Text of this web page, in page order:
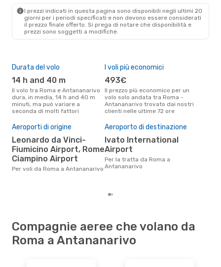
I prezzi indicati in questa pagina sono disponibili negli ultimi 20
giorni per i periodi specificati e non devono essere considerati
il ​​prezzo finale offerto. Si prega di notare che disponibilità e
prezzi sono soggetti a modifiche.
Durata del volo
14 h and 40 m
Il volo tra Roma e Antananarivo
dura, in media, 14 h and 40 m
minuti, ma può variare a
seconda di molti fattori
I voli più economici
493€
Il prezzo più economico per un
volo solo andata tra Roma -
Antananarivo trovato dai nostri
clienti nelle ultime 72 ore
Aeroporti di origine
Leonardo da Vinci-
Fiumicino Airport, Rome
Ciampino Airport
Per voli da Roma a Antananarivo
Aeroporto di destinazione
Airport
Per la tratta da Roma a
Antananarivo
Compagnie aeree che volano da
Roma a Antananarivo